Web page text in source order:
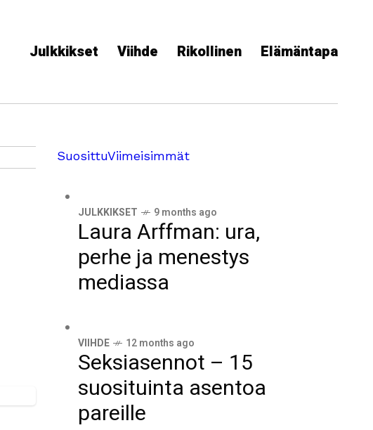
Julkkikset Viihde Rikollinen Elämäntapa
SuosittuViimeisimmät
JULKKIKSET 9 months ago
Laura Arffman: ura,
perhe ja menestys
mediassa
VIIHDE 12 months ago
Seksiasennot – 15
suosituinta asentoa
pareille